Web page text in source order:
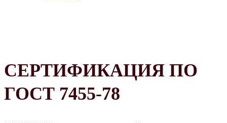
СЕРТИФИКАЦИЯ ПО
ГОСТ 7455-78